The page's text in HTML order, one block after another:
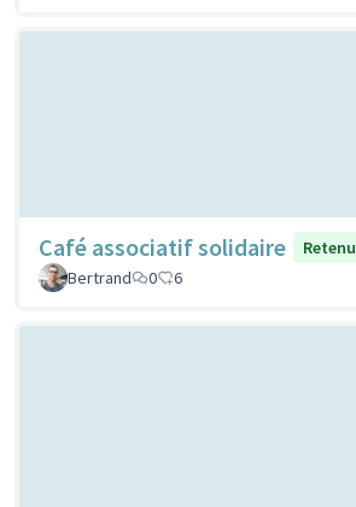
Café associatif solidaire
Bertrand
0 6